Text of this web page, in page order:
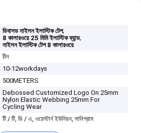
ডিবাসড নাইলন ইলাস্টিক টেপ,
8 কালারওয়ে 25 মিমি ইলাস্টিক ব্যান্ড,
নাইলন ইলাস্টিক টেপ 8 কালারওয়ে
চীন
10-12workdays
500METERS
Debossed Customized Logo On 25mm
Nylon Elastic Webbing 25mm For
Cycling Wear
টি / টি, ডি / এ, ওয়েস্টার্ন ইউনিয়ন, মানিগ্রাম